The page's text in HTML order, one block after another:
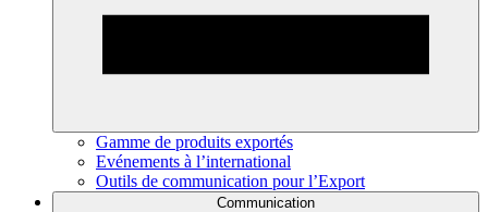
Gamme de produits exportés
Evénements à l’international
Outils de communication pour l’Export
Communication